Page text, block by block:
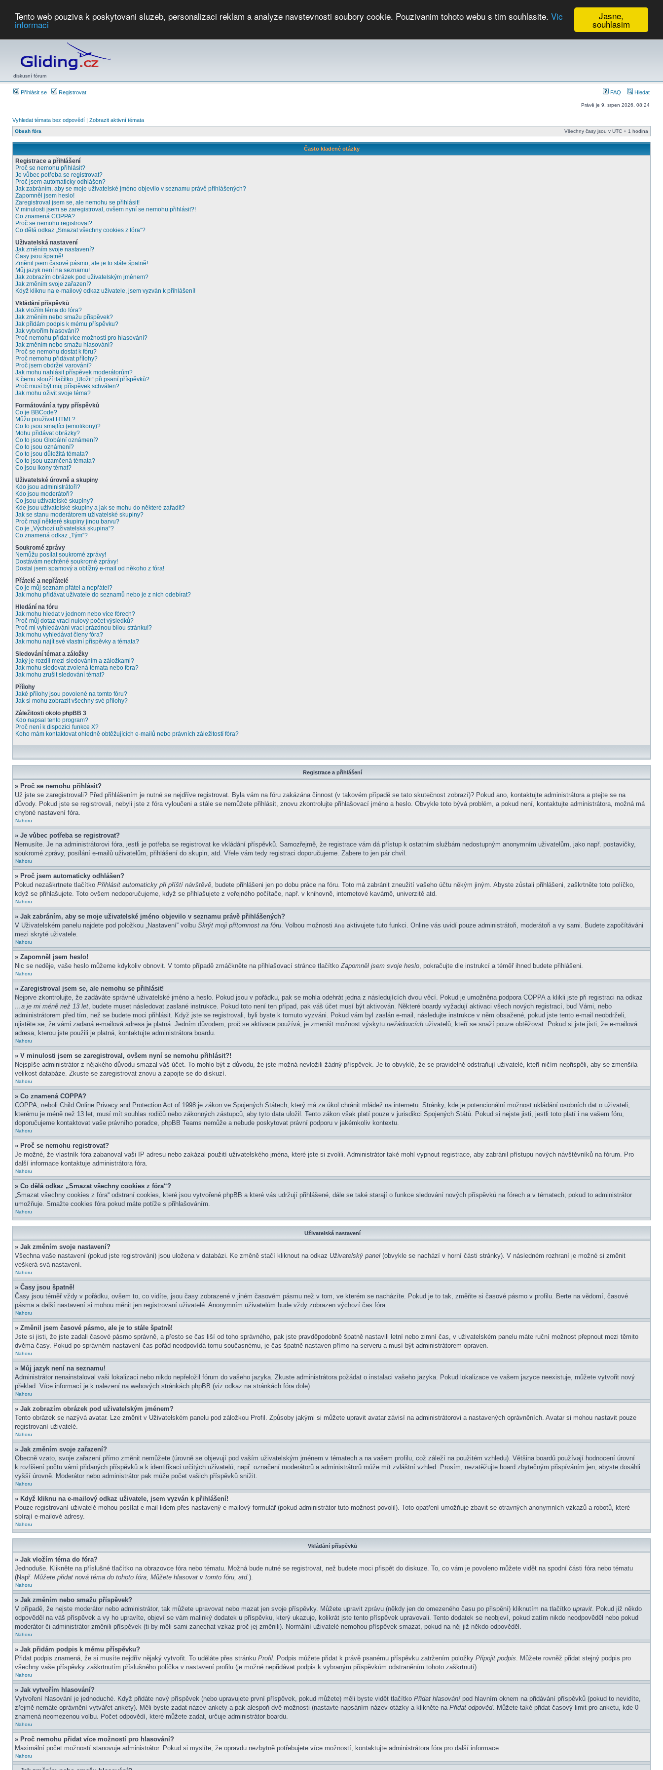
Jasne,
souhlasim
Tento web pouziva k poskytovani sluzeb, personalizaci reklam a analyze navstevnosti soubory cookie. Pouzivanim tohoto webu s tim souhlasite. Vic
informaci
diskusní fórum
Přihlásit se Registrovat FAQ Hledat
Právě je 9. srpen 2026, 08:24
Vyhledat témata bez odpovědí | Zobrazit aktivní témata
Obsah fóra Všechny časy jsou v UTC + 1 hodina
Často kladené otázky
Registrace a přihlášení
Proč se nemohu přihlásit?
Je vůbec potřeba se registrovat?
Proč jsem automaticky odhlášen?
Jak zabráním, aby se moje uživatelské jméno objevilo v seznamu právě přihlášených?
Zapomněl jsem heslo!
Zaregistroval jsem se, ale nemohu se přihlásit!
V minulosti jsem se zaregistroval, ovšem nyní se nemohu přihlásit?!
Co znamená COPPA?
Proč se nemohu registrovat?
Co dělá odkaz „Smazat všechny cookies z fóra“?
Uživatelská nastavení
Jak změním svoje nastavení?
Časy jsou špatně!
Změnil jsem časové pásmo, ale je to stále špatně!
Můj jazyk není na seznamu!
Jak zobrazím obrázek pod uživatelským jménem?
Jak změním svoje zařazení?
Když kliknu na e-mailový odkaz uživatele, jsem vyzván k přihlášení!
Vkládání příspěvků
Jak vložím téma do fóra?
Jak změním nebo smažu příspěvek?
Jak přidám podpis k mému příspěvku?
Jak vytvořím hlasování?
Proč nemohu přidat více možností pro hlasování?
Jak změním nebo smažu hlasování?
Proč se nemohu dostat k fóru?
Proč nemohu přidávat přílohy?
Proč jsem obdržel varování?
Jak mohu nahlásit příspěvek moderátorům?
K čemu slouží tlačítko „Uložit“ při psaní příspěvků?
Proč musí být můj příspěvek schválen?
Jak mohu oživit svoje téma?
Formátování a typy příspěvků
Co je BBCode?
Můžu používat HTML?
Co to jsou smajlíci (emotikony)?
Mohu přidávat obrázky?
Co to jsou Globální oznámení?
Co to jsou oznámení?
Co to jsou důležitá témata?
Co to jsou uzamčená témata?
Co jsou ikony témat?
Uživatelské úrovně a skupiny
Kdo jsou administrátoři?
Kdo jsou moderátoři?
Co jsou uživatelské skupiny?
Kde jsou uživatelské skupiny a jak se mohu do některé zařadit?
Jak se stanu moderátorem uživatelské skupiny?
Proč mají některé skupiny jinou barvu?
Co je „Výchozí uživatelská skupina“?
Co znamená odkaz „Tým“?
Soukromé zprávy
Nemůžu posílat soukromé zprávy!
Dostávám nechtěné soukromé zprávy!
Dostal jsem spamový a obtížný e-mail od někoho z fóra!
Přátelé a nepřátelé
Co je můj seznam přátel a nepřátel?
Jak mohu přidávat uživatele do seznamů nebo je z nich odebírat?
Hledání na fóru
Jak mohu hledat v jednom nebo více fórech?
Proč můj dotaz vrací nulový počet výsledků?
Proč mi vyhledávání vrací prázdnou bílou stránku!?
Jak mohu vyhledávat členy fóra?
Jak mohu najít své vlastní příspěvky a témata?
Sledování témat a záložky
Jaký je rozdíl mezi sledováním a záložkami?
Jak mohu sledovat zvolená témata nebo fóra?
Jak mohu zrušit sledování témat?
Přílohy
Jaké přílohy jsou povolené na tomto fóru?
Jak si mohu zobrazit všechny své přílohy?
Záležitosti okolo phpBB 3
Kdo napsal tento program?
Proč není k dispozici funkce X?
Koho mám kontaktovat ohledně obtěžujících e-mailů nebo právních záležitostí fóra?
Registrace a přihlášení
» Proč se nemohu přihlásit?
Už jste se zaregistrovali? Před přihlášením je nutné se nejdříve registrovat. Byla vám na fóru zakázána činnost (v takovém případě se tato skutečnost zobrazí)? Pokud ano, kontaktujte administrátora a ptejte se na
důvody. Pokud jste se registrovali, nebyli jste z fóra vyloučeni a stále se nemůžete přihlásit, znovu zkontrolujte přihlašovací jméno a heslo. Obvykle toto bývá problém, a pokud není, kontaktujte administrátora, možná má
chybné nastavení fóra.
Nahoru
» Je vůbec potřeba se registrovat?
Nemusíte. Je na administrátorovi fóra, jestli je potřeba se registrovat ke vkládání příspěvků. Samozřejmě, že registrace vám dá přístup k ostatním službám nedostupným anonymním uživatelům, jako např. postavičky,
soukromé zprávy, posílání e-mailů uživatelům, přihlášení do skupin, atd. Vřele vám tedy registraci doporučujeme. Zabere to jen pár chvil.
Nahoru
» Proč jsem automaticky odhlášen?
Pokud nezaškrtnete tlačítko Přihlásit automaticky při příští návštěvě, budete přihlášeni jen po dobu práce na fóru. Toto má zabránit zneužití vašeho účtu někým jiným. Abyste zůstali přihlášeni, zaškrtněte toto políčko,
když se přihlašujete. Toto ovšem nedoporučujeme, když se přihlašujete z veřejného počítače, např. v knihovně, internetové kavárně, univerzitě atd.
Nahoru
» Jak zabráním, aby se moje uživatelské jméno objevilo v seznamu právě přihlášených?
V Uživatelském panelu najdete pod položkou „Nastavení“ volbu Skrýt moji přítomnost na fóru. Volbou možnosti Ano aktivujete tuto funkci. Online vás uvidí pouze administrátoři, moderátoři a vy sami. Budete započítáváni
mezi skryté uživatele.
Nahoru
» Zapomněl jsem heslo!
Nic se neděje, vaše heslo můžeme kdykoliv obnovit. V tomto případě zmáčkněte na přihlašovací stránce tlačítkoZapomněl jsem svoje heslo, pokračujte dle instrukcí a téměř ihned budete přihlášeni.
Nahoru
» Zaregistroval jsem se, ale nemohu se přihlásit!
Nejprve zkontrolujte, že zadáváte správné uživatelské jméno a heslo. Pokud jsou v pořádku, pak se mohla odehrát jedna z následujících dvou věcí. Pokud je umožněna podpora COPPA a klikli jste při registraci na odkaz
…a je mi méně než 13 let, budete muset následovat zaslané instrukce. Pokud toto není ten případ, pak váš účet musí být aktivován. Některé boardy vyžadují aktivaci všech nových registrací, buď Vámi, nebo
administrátorem před tím, než se budete moci přihlásit. Když jste se registrovali, byli byste k tomuto vyzváni. Pokud vám byl zaslán e-mail, následujte instrukce v něm obsažené, pokud jste tento e-mail neobdrželi,
ujistěte se, že vámi zadaná e-mailová adresa je platná. Jedním důvodem, proč se aktivace používá, je zmenšit možnost výskytu nežádoucích uživatelů, kteří se snaží pouze obtěžovat. Pokud si jste jisti, že e-mailová
adresa, kterou jste použili je platná, kontaktujte administrátora boardu.
Nahoru
» V minulosti jsem se zaregistroval, ovšem nyní se nemohu přihlásit?!
Nejspíše administrátor z nějakého důvodu smazal váš účet. To mohlo být z důvodu, že jste možná nevložili žádný příspěvek. Je to obvyklé, že se pravidelně odstraňují uživatelé, kteří ničím nepřispěli, aby se zmenšila
velikost databáze. Zkuste se zaregistrovat znovu a zapojte se do diskuzí.
Nahoru
» Co znamená COPPA?
COPPA, neboli Child Online Privacy and Protection Act of 1998 je zákon ve Spojených Státech, který má za úkol chránit mládež na internetu. Stránky, kde je potencionální možnost ukládání osobních dat o uživateli,
kterému je méně než 13 let, musí mít souhlas rodičů nebo zákonných zástupců, aby tyto data uložil. Tento zákon však platí pouze v jurisdikci Spojených Států. Pokud si nejste jisti, jestli toto platí i na vašem fóru,
doporučujeme kontaktovat vaše právního poradce, phpBB Teams nemůže a nebude poskytovat právní podporu v jakémkoliv kontextu.
Nahoru
» Proč se nemohu registrovat?
Je možné, že vlastník fóra zabanoval vaši IP adresu nebo zakázal použití uživatelského jména, které jste si zvolili. Administrátor také mohl vypnout registrace, aby zabránil přístupu nových návštěvníků na fórum. Pro
další informace kontaktuje administrátora fóra.
Nahoru
» Co dělá odkaz „Smazat všechny cookies z fóra“?
„Smazat všechny cookies z fóra“ odstraní cookies, které jsou vytvořené phpBB a které vás udržují přihlášené, dále se také starají o funkce sledování nových příspěvků na fórech a v tématech, pokud to administrátor
umožňuje. Smažte cookies fóra pokud máte potíže s přihlašováním.
Nahoru
Uživatelská nastavení
» Jak změním svoje nastavení?
Všechna vaše nastavení (pokud jste registrováni) jsou uložena v databázi. Ke změně stačí kliknout na odkaz Uživatelský panel (obvykle se nachází v horní části stránky). V následném rozhraní je možné si změnit
veškerá svá nastavení.
Nahoru
» Časy jsou špatně!
Časy jsou téměř vždy v pořádku, ovšem to, co vidíte, jsou časy zobrazené v jiném časovém pásmu než v tom, ve kterém se nacházíte. Pokud je to tak, změňte si časové pásmo v profilu. Berte na vědomí, časové
pásma a další nastavení si mohou měnit jen registrovaní uživatelé. Anonymním uživatelům bude vždy zobrazen výchozí čas fóra.
Nahoru
» Změnil jsem časové pásmo, ale je to stále špatně!
Jste si jisti, že jste zadali časové pásmo správně, a přesto se čas liší od toho správného, pak jste pravděpodobně špatně nastavili letní nebo zimní čas, v uživatelském panelu máte ruční možnost přepnout mezi těmito
dvěma časy. Pokud po správném nastavení čas pořád neodpovídá tomu současnému, je čas špatně nastaven přímo na serveru a musí být administrátorem opraven.
Nahoru
» Můj jazyk není na seznamu!
Administrátor nenainstaloval vaši lokalizaci nebo nikdo nepřeložil fórum do vašeho jazyka. Zkuste administrátora požádat o instalaci vašeho jazyka. Pokud lokalizace ve vašem jazyce neexistuje, můžete vytvořit nový
překlad. Více informací je k nalezení na webových stránkách phpBB (viz odkaz na stránkách fóra dole).
Nahoru
» Jak zobrazím obrázek pod uživatelským jménem?
Tento obrázek se nazývá avatar. Lze změnit v Uživatelském panelu pod záložkou Profil. Způsoby jakými si můžete upravit avatar závisí na administrátorovi a nastavených oprávněních. Avatar si mohou nastavit pouze
registrovaní uživatelé.
Nahoru
» Jak změním svoje zařazení?
Obecně vzato, svoje zařazení přímo změnit nemůžete (úrovně se objevují pod vaším uživatelským jménem v tématech a na vašem profilu, což záleží na použitém vzhledu). Většina boardů používají hodnocení úrovní
k rozlišení počtu vámi přidaných příspěvků a k identifikaci určitých uživatelů, např. označení moderátorů a administrátorů může mít zvláštní vzhled. Prosím, nezatěžujte board zbytečným přispíváním jen, abyste dosáhli
vyšší úrovně. Moderátor nebo administrátor pak může počet vašich příspěvků snížit.
Nahoru
» Když kliknu na e-mailový odkaz uživatele, jsem vyzván k přihlášení!
Pouze registrovaní uživatelé mohou posílat e-mail lidem přes nastavený e-mailový formulář (pokud administrátor tuto možnost povolil). Toto opatření umožňuje zbavit se otravných anonymních vzkazů a robotů, které
sbírají e-mailové adresy.
Nahoru
Vkládání příspěvků
» Jak vložím téma do fóra?
Jednoduše. Klikněte na příslušné tlačítko na obrazovce fóra nebo tématu. Možná bude nutné se registrovat, než budete moci přispět do diskuze. To, co vám je povoleno můžete vidět na spodní části fóra nebo tématu
(Např. Můžete přidat nová téma do tohoto fóra, Můžete hlasovat v tomto fóru, atd.).
Nahoru
» Jak změním nebo smažu příspěvek?
V případě, že nejste moderátor nebo administrátor, tak můžete upravovat nebo mazat jen svoje příspěvky. Můžete upravit zprávu (někdy jen do omezeného času po přispění) kliknutím na tlačítko upravit. Pokud již někdo
odpověděl na váš příspěvek a vy ho upravíte, objeví se vám malinký dodatek u příspěvku, který ukazuje, kolikrát jste tento příspěvek upravovali. Tento dodatek se neobjeví, pokud zatím nikdo neodpověděl nebo pokud
moderátor či administrátor změnili příspěvek (ti by měli sami zanechat vzkaz proč jej změnili). Normální uživatelé nemohou příspěvek smazat, pokud na něj již někdo odpověděl.
Nahoru
» Jak přidám podpis k mému příspěvku?
Přidat podpis znamená, že si musíte nejdřív nějaký vytvořit. To uděláte přes stránku Profil. Podpis můžete přidat k právě psanému příspěvku zatržením položky Připojit podpis. Můžete rovněž přidat stejný podpis pro
všechny vaše příspěvky zaškrtnutím příslušného políčka v nastavení profilu (je možné nepřidávat podpis k vybraným příspěvkům odstraněním tohoto zaškrtnutí).
Nahoru
» Jak vytvořím hlasování?
Vytvoření hlasování je jednoduché. Když přidáte nový příspěvek (nebo upravujete první příspěvek, pokud můžete) měli byste vidět tlačítko Přidat hlasovánípod hlavním oknem na přidávání příspěvků (pokud to nevidíte,
zřejmě nemáte oprávnění vytvářet ankety). Měli byste zadat název ankety a pak alespoň dvě možnosti (nastavte napsáním název otázky a klikněte na Přidat odpověď. Můžete také přidat časový limit pro anketu, kde 0
znamená neomezenou volbu. Počet odpovědí, které můžete zadat, určuje administrátor boardu.
Nahoru
» Proč nemohu přidat více možností pro hlasování?
Maximální počet možností stanovuje administrátor. Pokud si myslíte, že opravdu nezbytně potřebujete více možností, kontaktujte administrátora fóra pro další informace.
Nahoru